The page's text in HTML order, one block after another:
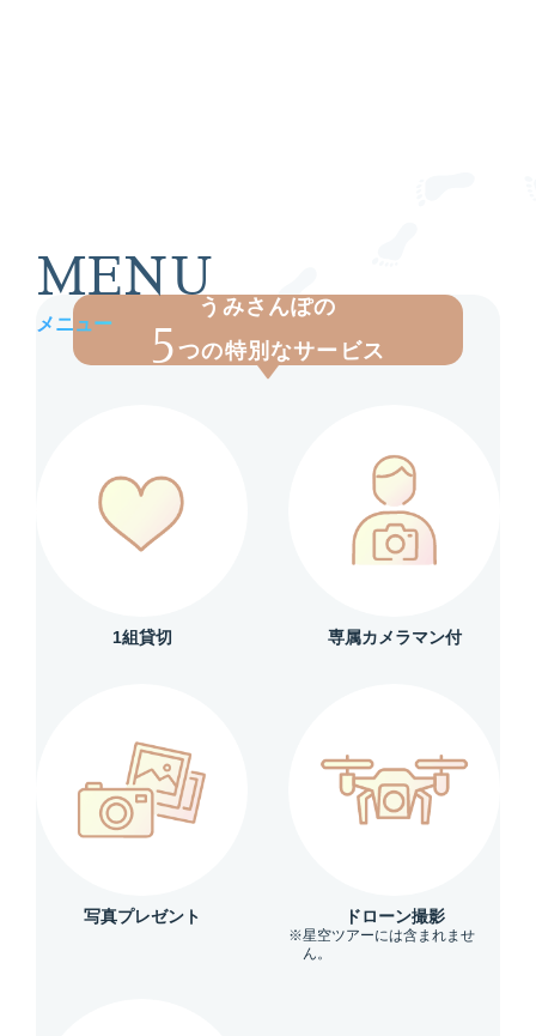
MENU
メニュー
うみさんぽの
5つの特別なサービス
1組貸切 専属カメラマン付
写真プレゼント ドローン撮影
※星空ツアーには含まれませ
ん。